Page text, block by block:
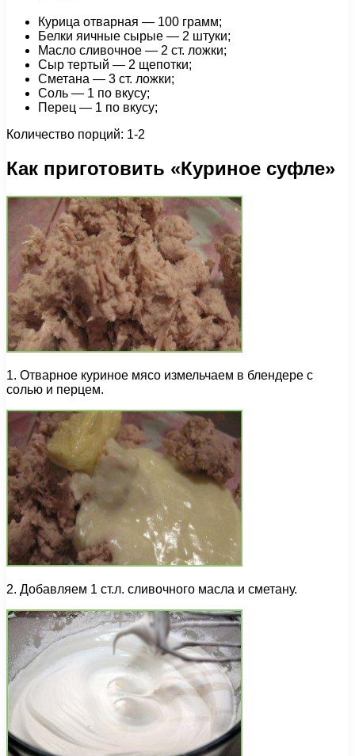
Курица отварная — 100 грамм;
Белки яичные сырые — 2 штуки;
Масло сливочное — 2 ст. ложки;
Сыр тертый — 2 щепотки;
Сметана — 3 ст. ложки;
Соль — 1 по вкусу;
Перец — 1 по вкусу;
Количество порций: 1-2
Как приготовить «Куриное суфле»
1. Отварное куриное мясо измельчаем в блендере с
солью и перцем.
2. Добавляем 1 ст.л. сливочного масла и сметану.